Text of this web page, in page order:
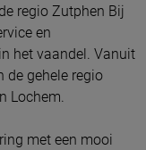
regio Zutphen Bij
en
het vaandel. Vanuit
de gehele regio
Lochem.
met een mooi